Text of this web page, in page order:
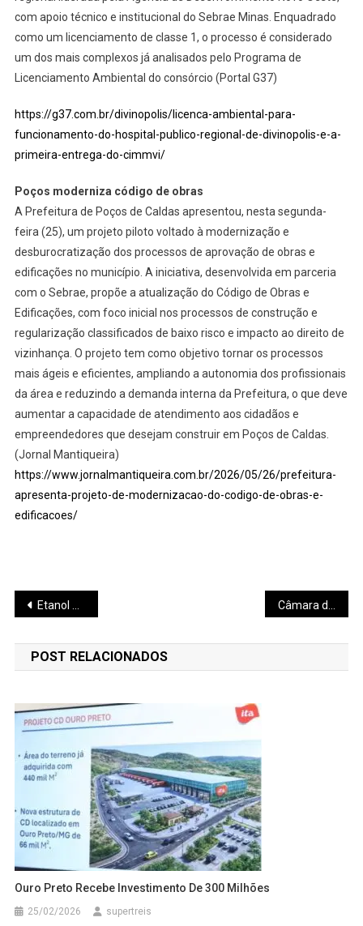
com apoio técnico e institucional do Sebrae Minas. Enquadrado
como um licenciamento de classe 1, o processo é considerado
um dos mais complexos já analisados pelo Programa de
Licenciamento Ambiental do consórcio (Portal G37)
https://g37.com.br/divinopolis/licenca-ambiental-para-
funcionamento-do-hospital-publico-regional-de-divinopolis-e-a-
primeira-entrega-do-cimmvi/
Poços moderniza código de obras
A Prefeitura de Poços de Caldas apresentou, nesta segunda-
feira (25), um projeto piloto voltado à modernização e
desburocratização dos processos de aprovação de obras e
edificações no município. A iniciativa, desenvolvida em parceria
com o Sebrae, propõe a atualização do Código de Obras e
Edificações, com foco inicial nos processos de construção e
regularização classificados de baixo risco e impacto ao direito de
vizinhança. O projeto tem como objetivo tornar os processos
mais ágeis e eficientes, ampliando a autonomia dos profissionais
da área e reduzindo a demanda interna da Prefeitura, o que deve
aumentar a capacidade de atendimento aos cidadãos e
empreendedores que desejam construir em Poços de Caldas.
(Jornal Mantiqueira)
https://www.jornalmantiqueira.com.br/2026/05/26/prefeitura-
apresenta-projeto-de-modernizacao-do-codigo-de-obras-e-
edificacoes/
Navegação
de
Post
Etanol é mais vantajoso em Minas
POST RELACIONADOS
Ouro Preto Recebe Investimento De 300 Milhões
25/02/2026 supertreis